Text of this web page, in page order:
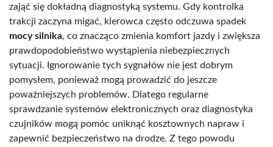
zająć się dokładną diagnostyką systemu. Gdy kontrolka
trakcji zaczyna migać, kierowca często odczuwa spadek
mocy silnika, co znacząco zmienia komfort jazdy i zwiększa
prawdopodobieństwo wystąpienia niebezpiecznych
sytuacji. Ignorowanie tych sygnałów nie jest dobrym
pomysłem, ponieważ mogą prowadzić do jeszcze
poważniejszych problemów. Dlatego regularne
sprawdzanie systemów elektronicznych oraz diagnostyka
czujników mogą pomóc uniknąć kosztownych napraw i
zapewnić bezpieczeństwo na drodze. Z tego powodu